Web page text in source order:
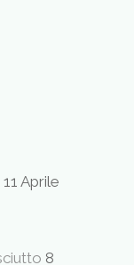
11 Aprile
8